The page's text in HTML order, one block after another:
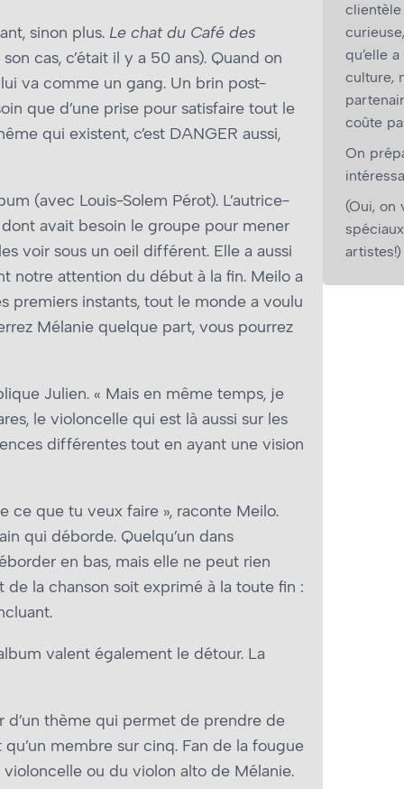
sinon plus. Le chat du Café des
cas, c’était il y a 50 ans). Quand on
va comme un gang. Un brin post-
que d’une prise pour satisfaire tout le
qui existent, c’est DANGER aussi,
(avec Louis-Solem Pérot). L’autrice-
avait besoin le groupe pour mener
voir sous un oeil différent. Elle a aussi
notre attention du début à la fin. Meilo a
premiers instants, tout le monde a voulu
Mélanie quelque part, vous pourrez
Julien. « Mais en même temps, je
le violoncelle qui est là aussi sur les
différentes tout en ayant une vision
ce que tu veux faire », raconte Meilo.
qui déborde. Quelqu’un dans
en bas, mais elle ne peut rien
de la chanson soit exprimé à la toute fin :
valent également le détour. La
d’un thème qui permet de prendre de
membre sur cinq. Fan de la fougue
ou du violon alto de Mélanie.
clientèle
qu’elle
culture,
coûte
On
(Oui, on
artistes!)